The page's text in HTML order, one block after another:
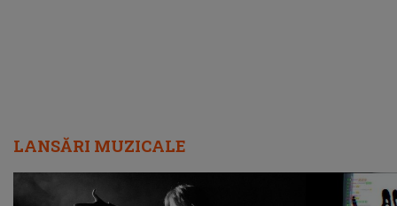
LANSĂRI MUZICALE